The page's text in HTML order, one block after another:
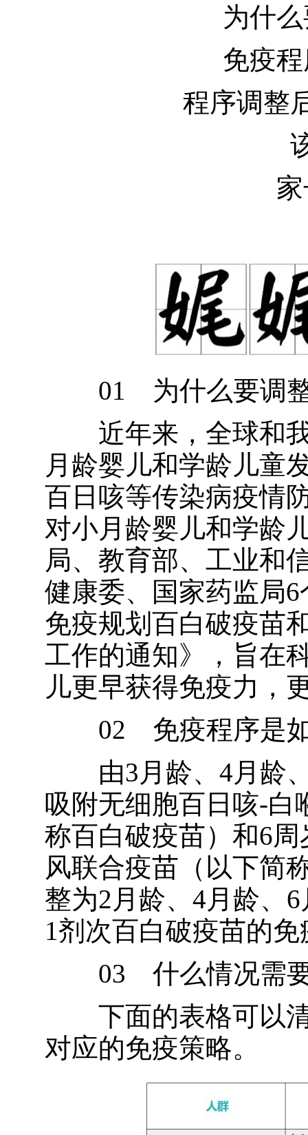
为什么
免疫程
程序调整后
该
家
01 为什么要调整
近年来，全球和我
月龄婴儿和学龄儿童
百日咳等传染病疫情
对小月龄婴儿和学龄
局、教育部、工业和
健康委、国家药监局
免疫规划百白破疫苗
工作的通知》，旨在
儿更早获得免疫力，
02 免疫程序是如
由3月龄、4月龄、
吸附无细胞百日咳-白
称百白破疫苗）和6
风联合疫苗（以下简
整为2月龄、4月龄、
1剂次百白破疫苗的
03 什么情况需要
下面的表格可以清
对应的免疫策略。